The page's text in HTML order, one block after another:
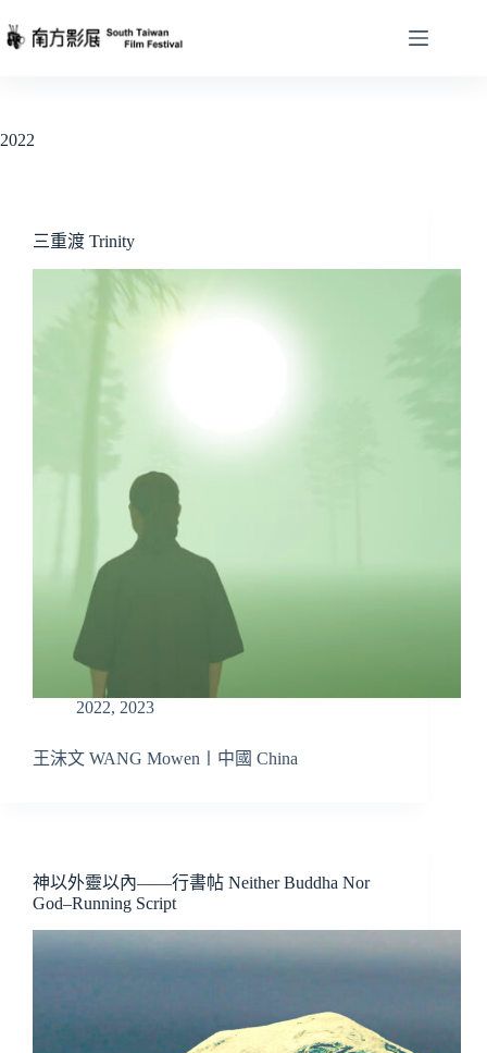
至
容
2022
三重渡 Trinity
2022, 2023
王沫文 WANG Mowen〡中國 China
神以外靈以內——行書帖 Neither Buddha Nor
God–Running Script